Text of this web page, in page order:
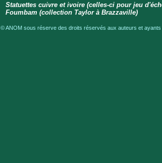
Statuettes cuivre et ivoire (celles-ci pour jeu
Foumbam (collection Taylor à Brazzaville)
© ANOM sous réserve des droits réservés aux auteurs et ayants